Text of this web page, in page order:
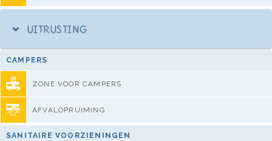
UITRUSTING
CAMPERS
ZONE VOOR CAMPERS
AFVALOPRUIMING
SANITAIRE VOORZIENINGEN